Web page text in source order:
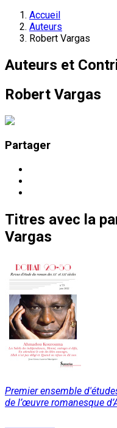
Accueil
Auteurs
Robert Vargas
Auteurs et
Robert Vargas
Partager
Titres avec la
Vargas
Premier ensemble
de l’œuvre romanesque